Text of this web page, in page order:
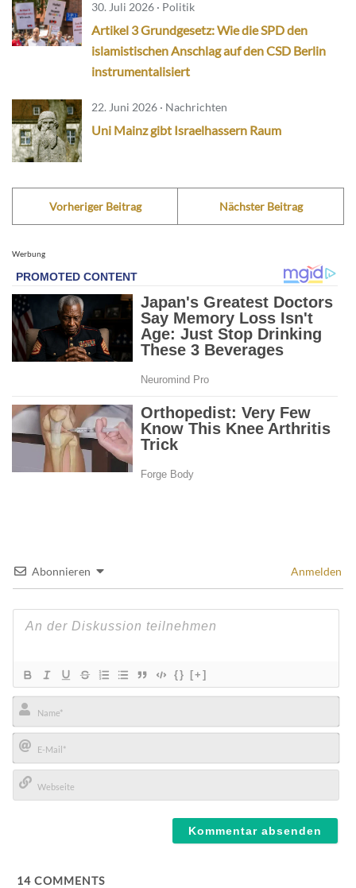
30. Juli 2026 · Politik
Artikel 3 Grundgesetz: Wie die SPD den
islamistischen Anschlag auf den CSD Berlin
instrumentalisiert
22. Juni 2026 · Nachrichten
Uni Mainz gibt Israelhassern Raum
Vorheriger Beitrag Nächster Beitrag
Werbung
Abonnieren Anmelden
{} [+]
Name*
E-
Mail*
14 COMMENTS